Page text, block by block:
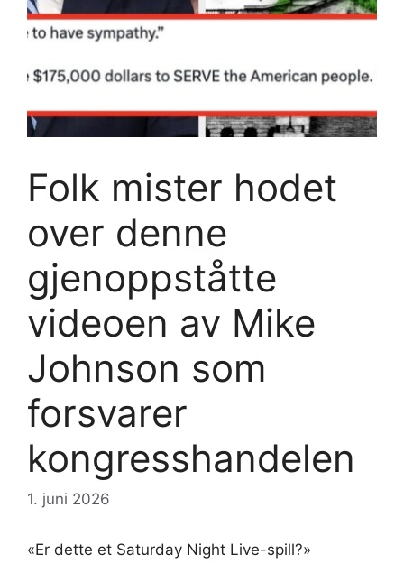
Folk mister hodet
over denne
gjenoppståtte
videoen av Mike
Johnson som
forsvarer
kongresshandelen
1. juni 2026
«Er dette et Saturday Night Live-spill?»